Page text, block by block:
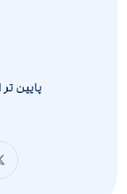
پایین تر